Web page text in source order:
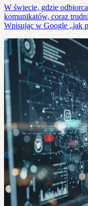
W świecie, gdzie
komunikatów, coraz
Wpisując w Google „jak